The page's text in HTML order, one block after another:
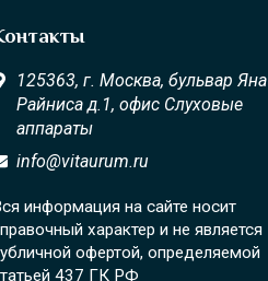
125363, г. Москва, бульвар Яна
Райниса д.1, офис Слуховые
аппараты
info@vitaurum.ru
информация на сайте носит
характер и не является
офертой, определяемой
437 ГК РФ